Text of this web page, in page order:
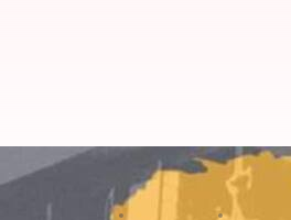
अनुच्छेद 370 पर
04:10 pm